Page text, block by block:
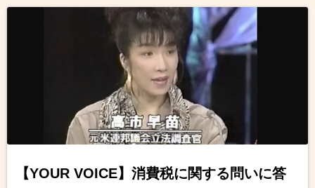
【YOUR VOICE】消費税に関する問いに答